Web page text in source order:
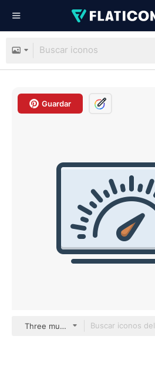
Guardar
Three musketeers color lineal-color